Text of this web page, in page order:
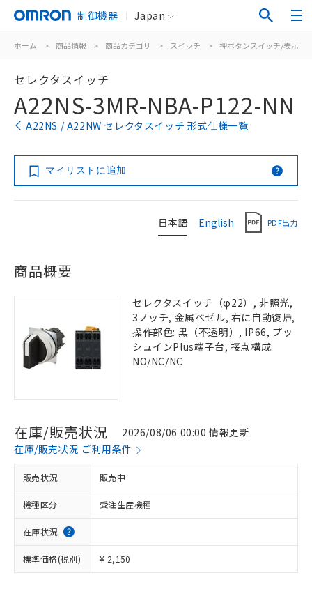
制御機器 Japan
ホーム > 商品情報 > 商品カテゴリ > スイッチ > 押ボタンスイッチ/表示灯
セレクタスイッチ
A22NS-3MR-NBA-P122-NN
A22NS / A22NW セレクタスイッチ 形式仕様一覧
マイリストに追加
日本語 English PDF出力
商品概要
セレクタスイッチ（φ22）, 非照光,
3ノッチ, 金属ベゼル, 右に自動復帰,
操作部色: 黒（不透明）, IP66, プッ
シュインPlus端子台, 接点構成:
NO/NC/NC
在庫/販売状況
2026/08/06 00:00 情報更新
在庫/販売状況 ご利用条件
販売状況 販売中
機種区分 受注生産機種
在庫状況
標準価格(税別) ¥ 2,150